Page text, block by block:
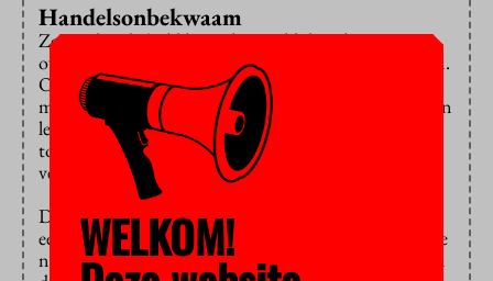
Handelsonbekwaam
Ze zouden de ‘geld lenen kost geld’-bepaling
overtreden en studieleningen “heel normaal” noemen.
Ook is het volgens de LSVb verboden dat ook
minderjarige – en dus handelsonbekwame – studenten
leningen kunnen aangaan zonder dat daarvoor
toestemming wordt gevraagd aan hun wettige
vertegenwoordiger.
De wet op het ‘studievoorschot’ wijzigt bovendien
eenzijdig de leenvoorwaarden voor mbo-scholieren die
naar het hbo doorstromen. De nieuwe leenregels gaan
WELKOM!